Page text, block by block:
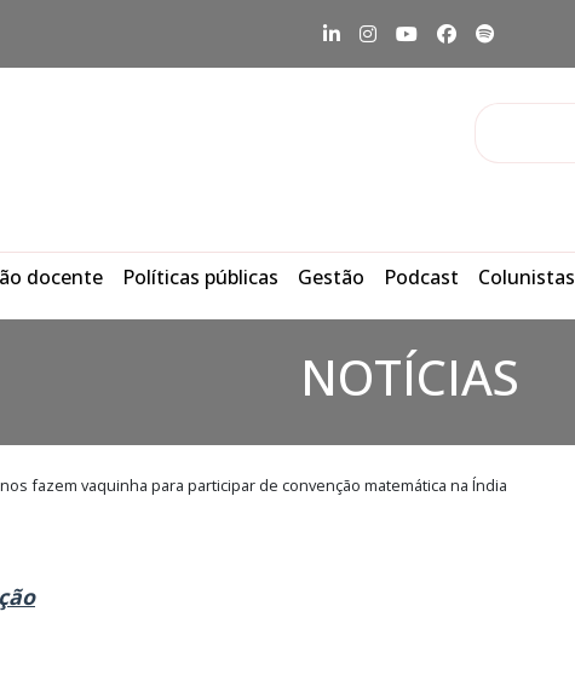
docente Políticas públicas Gestão Podcast Colunistas
NOTÍCIAS
fazem vaquinha para participar de convenção matemática na Índia